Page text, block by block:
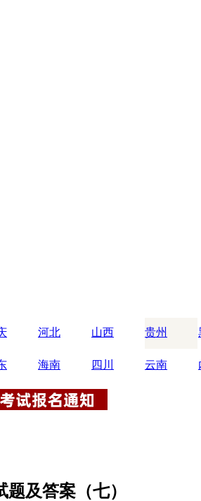
河北 山西 贵州
海南 四川 云南
及答案（七）